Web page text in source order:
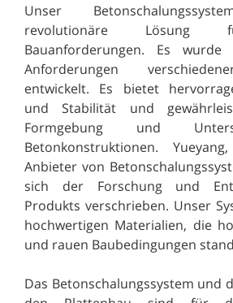
Unser
revolutionäre Lösung
Bauanforderungen. Es
Anforderungen
entwickelt. Es bietet
und Stabilität und
Formgebung und
Betonkonstruktionen.
Anbieter von
sich der Forschung und
Produkts verschrieben. Unser
hochwertigen Materialien, die
und rauen Baubedingungen
Das Betonschalungssystem und